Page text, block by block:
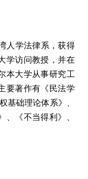
人学法律系，获得
学访问教授，并在
本大学从事研究工
要著作有《民法学
基础理论体系》、
、《不当得利》、